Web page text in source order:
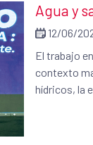
Agua y
12/06/
El trabajo
contexto
hídricos, la